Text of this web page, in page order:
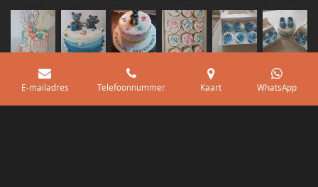
E-mailadres Telefoonnummer Kaart WhatsApp